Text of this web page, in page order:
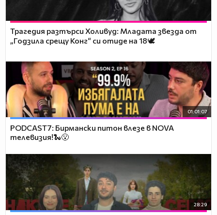
Трагедия разтърси Холивуд: Младата звезда от
„Годзила срещу Конг“ си отиде на 18🕊️
01:01:07
PODCAST7: Бирмански питон влезе в NOVA
телевизия!🐍😮
28:29